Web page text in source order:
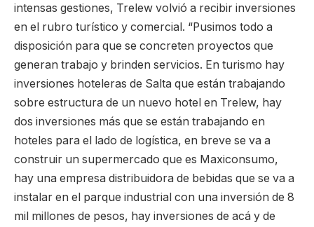
intensas gestiones, Trelew volvió a recibir inversiones
en el rubro turístico y comercial. “Pusimos todo a
disposición para que se concreten proyectos que
generan trabajo y brinden servicios. En turismo hay
inversiones hoteleras de Salta que están trabajando
sobre estructura de un nuevo hotel en Trelew, hay
dos inversiones más que se están trabajando en
hoteles para el lado de logística, en breve se va a
construir un supermercado que es Maxiconsumo,
hay una empresa distribuidora de bebidas que se va a
instalar en el parque industrial con una inversión de 8
mil millones de pesos, hay inversiones de acá y de